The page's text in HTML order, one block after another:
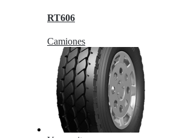
RT606
Camiones